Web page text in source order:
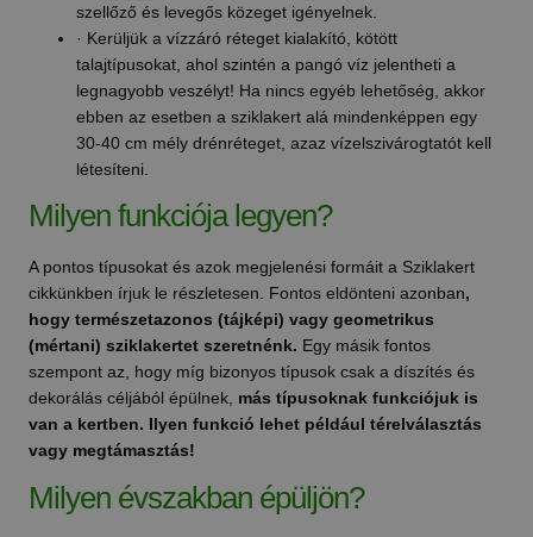
szellőző és levegős közeget igényelnek.
· Kerüljük a vízzáró réteget kialakító, kötött
talajtípusokat, ahol szintén a pangó víz jelentheti a
legnagyobb veszélyt! Ha nincs egyéb lehetőség, akkor
ebben az esetben a sziklakert alá mindenképpen egy
30-40 cm mély drénréteget, azaz vízelszivárogtatót kell
létesíteni.
Milyen funkciója legyen?
A pontos típusokat és azok megjelenési formáit a Sziklakert
cikkünkben írjuk le részletesen. Fontos eldönteni azonban,
hogy természetazonos (tájképi) vagy geometrikus
(mértani) sziklakertet szeretnénk. Egy másik fontos
szempont az, hogy míg bizonyos típusok csak a díszítés és
dekorálás céljából épülnek, más típusoknak funkciójuk is
van a kertben. Ilyen funkció lehet például térelválasztás
vagy megtámasztás!
Milyen évszakban épüljön?